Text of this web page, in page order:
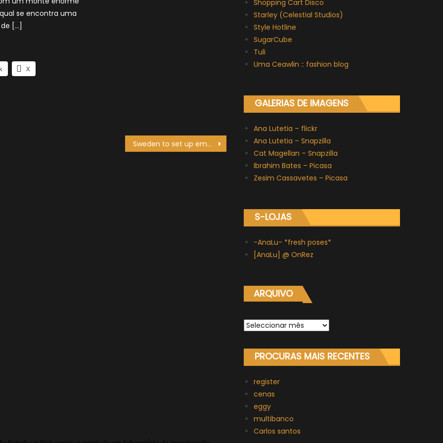
se encontra uma
[…]
X
Sweden to set up embassy in Second Life®
Shopping Cart Disco
Starley (Celestial Studios)
Style Hotline
SugarCube
Tuli
Uma Ceawlin :: fashion blog
GALERIAS DE IMAGENS
Ana Lutetia – flickr
Ana Lutetia – Snapzilla
Cat Magellan – Snapzilla
Ibrahim Bates – Picasa
Zesim Cassavetes – Picasa
S-LOJAS
-AnaLu- *fresh poses*
[AnaLu] @ OnRez
ARQUIVO
Arquivo
PROCURAS MAIS RECENTES
register
cenas
eggy
multibanco
Carlos santos